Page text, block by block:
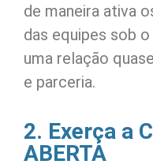
de maneira ativa
das equipes sob
uma relação
e parceria.
2. Exerça a
ABERTA